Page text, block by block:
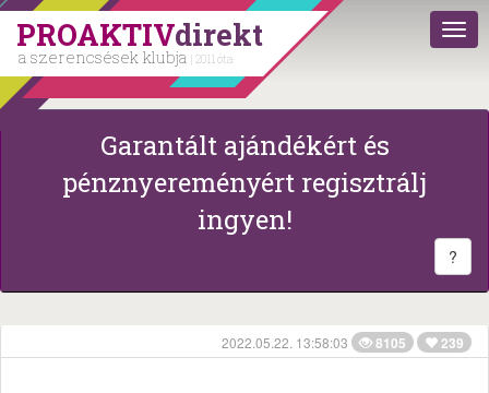
PROAKTIVdirekt
a szerencsések klubja | 2011 óta
Garantált ajándékért és
pénznyereményért regisztrálj
ingyen!
?
2022.05.22. 13:58:03 8105 239